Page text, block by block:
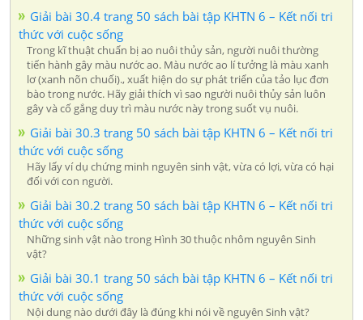
Giải bài 30.4 trang 50 sách bài tập KHTN 6 – Kết nối tri
thức với cuộc sống
Trong kĩ thuật chuẩn bị ao nuôi thủy sản, người nuôi thường
tiến hành gây màu nước ao. Màu nước ao lí tưởng là màu xanh
lơ (xanh nõn chuối)., xuất hiện do sự phát triển của tảo lục đơn
bào trong nước. Hãy giải thích vì sao người nuôi thủy sản luôn
gây và cố gắng duy trì màu nước này trong suốt vụ nuôi.
Giải bài 30.3 trang 50 sách bài tập KHTN 6 – Kết nối tri
thức với cuộc sống
Hãy lấy ví dụ chứng minh nguyên sinh vật, vừa có lợi, vừa có hại
đối với con người.
Giải bài 30.2 trang 50 sách bài tập KHTN 6 – Kết nối tri
thức với cuộc sống
Những sinh vật nào trong Hình 30 thuộc nhôm nguyên Sinh
vật?
Giải bài 30.1 trang 50 sách bài tập KHTN 6 – Kết nối tri
thức với cuộc sống
Nội dung nào dưới đây là đúng khi nói về nguyên Sinh vật?